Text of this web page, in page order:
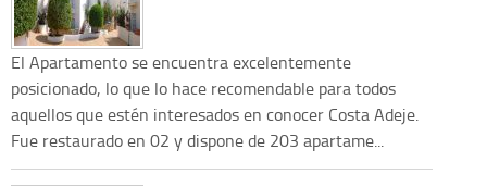
El Apartamento se encuentra excelentemente
posicionado, lo que lo hace recomendable para todos
aquellos que estén interesados en conocer Costa Adeje.
Fue restaurado en 02 y dispone de 203 apartame...